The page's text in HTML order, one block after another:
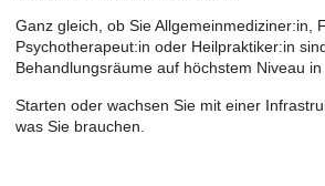
Ganz gleich, ob Sie Allgemeinmediziner:in,
Psychotherapeut:in oder Heilpraktiker:in
Behandlungsräume auf höchstem Niveau in
Starten oder wachsen Sie mit einer
was Sie brauchen.